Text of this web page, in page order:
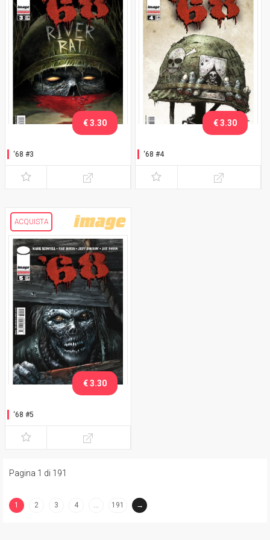
‘68 #3
€ 3.30
‘68 #4
€ 3.30
ACQUISTA
‘68 #5
€ 3.30
Pagina 1 di 191
1
2 3 4 … 191 →